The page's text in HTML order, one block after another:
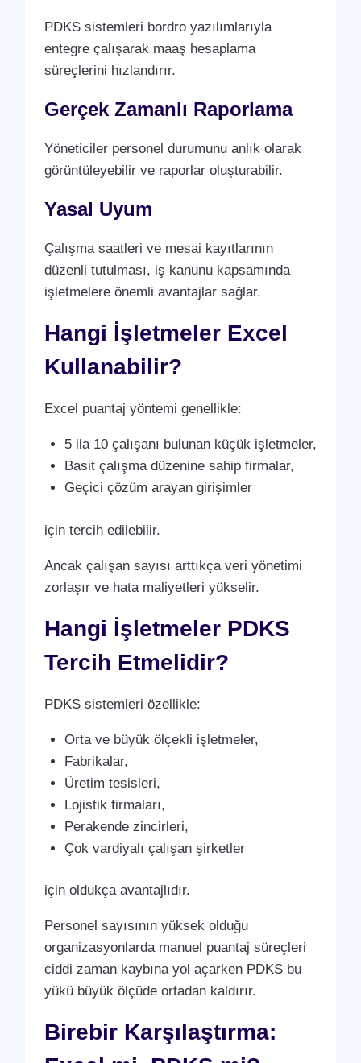
PDKS sistemleri bordro yazılımlarıyla
entegre çalışarak maaş hesaplama
süreçlerini hızlandırır.
Gerçek Zamanlı Raporlama
Yöneticiler personel durumunu anlık olarak
görüntüleyebilir ve raporlar oluşturabilir.
Yasal Uyum
Çalışma saatleri ve mesai kayıtlarının
düzenli tutulması, iş kanunu kapsamında
işletmelere önemli avantajlar sağlar.
Hangi İşletmeler Excel
Kullanabilir?
Excel puantaj yöntemi genellikle:
5 ila 10 çalışanı bulunan küçük işletmeler,
Basit çalışma düzenine sahip firmalar,
Geçici çözüm arayan girişimler
için tercih edilebilir.
Ancak çalışan sayısı arttıkça veri yönetimi
zorlaşır ve hata maliyetleri yükselir.
Hangi İşletmeler PDKS
Tercih Etmelidir?
PDKS sistemleri özellikle:
Orta ve büyük ölçekli işletmeler,
Fabrikalar,
Üretim tesisleri,
Lojistik firmaları,
Perakende zincirleri,
Çok vardiyalı çalışan şirketler
için oldukça avantajlıdır.
Personel sayısının yüksek olduğu
organizasyonlarda manuel puantaj süreçleri
ciddi zaman kaybına yol açarken PDKS bu
yükü büyük ölçüde ortadan kaldırır.
Birebir Karşılaştırma: